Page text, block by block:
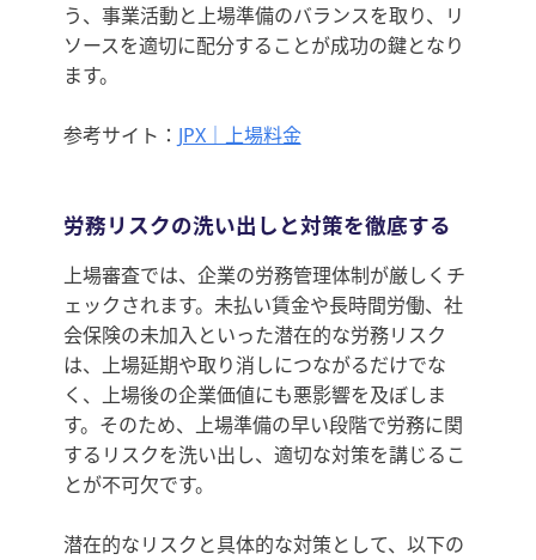
う、事業活動と上場準備のバランスを取り、リ
ソースを適切に配分することが成功の鍵となり
ます。
参考サイト： JPX｜上場料金
労務リスクの洗い出しと対策を徹底する
上場審査では、企業の労務管理体制が厳しくチ
ェックされます。未払い賃金や長時間労働、社
会保険の未加入といった潜在的な労務リスク
は、上場延期や取り消しにつながるだけでな
く、上場後の企業価値にも悪影響を及ぼしま
す。そのため、上場準備の早い段階で労務に関
するリスクを洗い出し、適切な対策を講じるこ
とが不可欠です。
潜在的なリスクと具体的な対策として、以下の